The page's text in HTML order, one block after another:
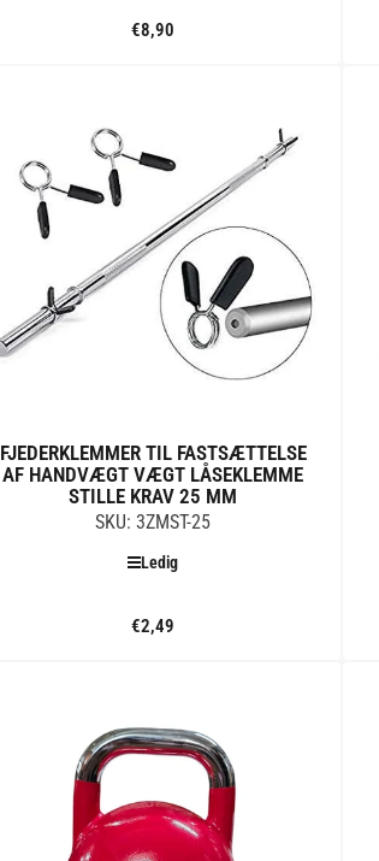
Standard
€8,90
FJEDERKLEMMER TIL FASTSÆTTELSE
AF HANDVÆGT VÆGT LÅSEKLEMME
STILLE KRAV 25 MM
SKU: 3ZMST-25
Ledig
Standard
€2,49